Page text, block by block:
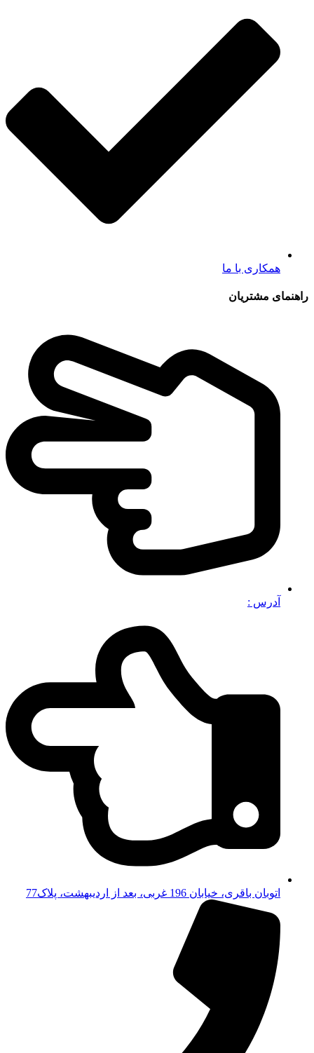
همکاری با ما
راهنمای مشتریان
آدرس :
اتوبان باقری، خیابان 196 غربی، بعد از اردیبهشت، پلاک77